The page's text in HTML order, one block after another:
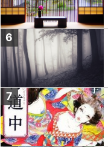
6
7